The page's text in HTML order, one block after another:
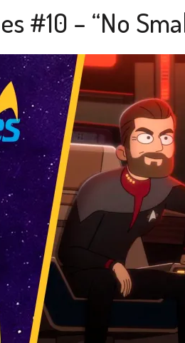
1×09)
DA 4ª TEMPORADA DE STRANGE NEW WORDS
NOVO VÍDEO DO FILME DE FÃS AXANAR HORAS
NEW WORLDS – “THE GRIFFIN INCIDENT” (4×02)
ENCARA O FIM DE UMA ERA NA SDCC
ABORDA QUARTA TEMPORADA DE A NOVA GERAÇÃO
#10 – “No